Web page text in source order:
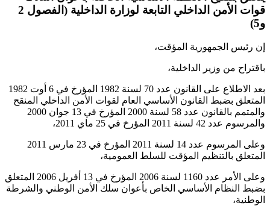
قوات الأمن الداخلي التابعة لوزارة الداخلية (الفصول 2
و5)
إن رئيس الجمهورية المؤقت،
باقتراح من وزير الداخلية،
بعد الاطلاع على القانون عدد 70 لسنة 1982 المؤرخ في 6 أوت 1982
المتعلق بضبط القانون الأساسي العام لقوات الأمن الداخلي المنقح
والمتمم بالقانون عدد 58 لسنة 2000 المؤرخ في 13 جوان 2000
والمرسوم عدد 42 لسنة 2011 المؤرخ في 25 ماي 2011،
وعلى المرسوم عدد 14 لسنة 2011 المؤرخ في 23 مارس 2011
المتعلق بالتنظيم المؤقت للسلط العمومية،
وعلى الأمر عدد 1160 لسنة 2006 المؤرخ في 13 أفريل 2006 المتعلق
بضبط النظام الأساسي الخاص بأعوان سلك الأمن الوطني والشرطة
الوطنية،